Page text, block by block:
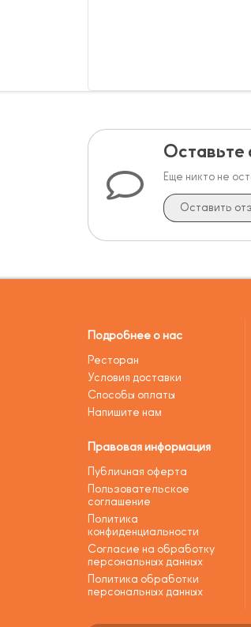
Оставьте
Еще никто не
Оставить
Подробнее о нас
Ресторан
Условия доставки
Способы оплаты
Напишите нам
Правовая информация
Публичная оферта
Пользовательское
соглашение
Политика
конфиденциальности
Согласие на обработку
персональных данных
Политика обработки
персональных данных